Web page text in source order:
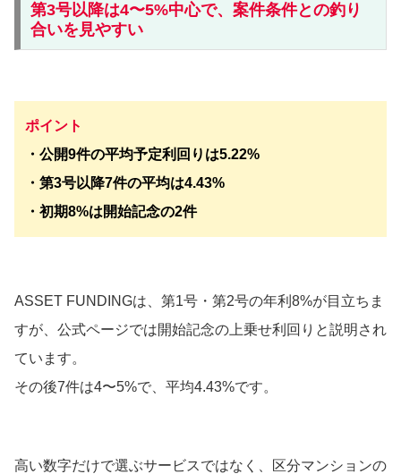
第3号以降は4〜5%中心で、案件条件との釣り
合いを見やすい
ポイント
・公開9件の平均予定利回りは5.22%
・第3号以降7件の平均は4.43%
・初期8%は開始記念の2件
ASSET FUNDINGは、第1号・第2号の年利8%が目立ちま
すが、公式ページでは開始記念の上乗せ利回りと説明され
ています。
その後7件は4〜5%で、平均4.43%です。
高い数字だけで選ぶサービスではなく、区分マンションの